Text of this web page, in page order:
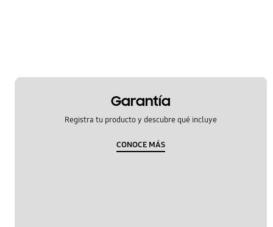
Garantía
Registra tu producto y descubre qué incluye
CONOCE MÁS